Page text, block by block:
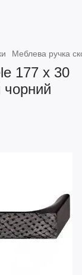
Меблева ручка
177 х 30